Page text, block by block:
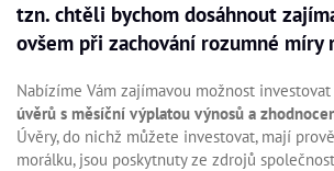
tzn. chtěli bychom dosáhnout
ovšem při zachování rozumné míry
Nabízíme Vám zajímavou možnost investovat
úvěrů s měsíční výplatou výnosů a
Úvěry, do nichž můžete investovat, mají
morálku, jsou poskytnuty ze zdrojů